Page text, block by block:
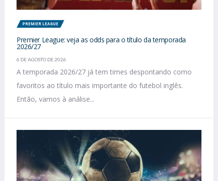
PREMIER LEAGUE
Premier League: veja as odds para o título da temporada
2026/27
6 DE AGOSTO DE 2026
A temporada 2026/27 já tem times despontando como
favoritos ao título mais importante do futebol inglês.
Então, vamos à análise...